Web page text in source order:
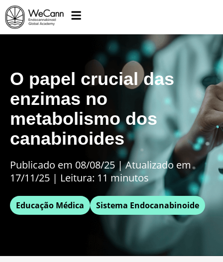
O papel crucial das
enzimas no
metabolismo dos
canabinoides
Publicado em 08/08/25 |Atualizado em
17/11/25 | Leitura: 11 minutos
Educação Médica Sistema Endocanabinoide